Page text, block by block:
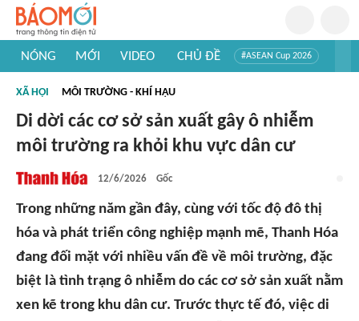
NÓNG MỚI VIDEO CHỦ ĐỀ #ASEAN Cup 2026
#Khám phá thế giới
XÃ HỘI MÔI TRƯỜNG - KHÍ HẬU
Di dời các cơ sở sản xuất gây ô nhiễm
môi trường ra khỏi khu vực dân cư
12/6/2026 Gốc
Trong những năm gần đây, cùng với tốc độ đô thị
hóa và phát triển công nghiệp mạnh mẽ, Thanh Hóa
đang đối mặt với nhiều vấn đề về môi trường, đặc
biệt là tình trạng ô nhiễm do các cơ sở sản xuất nằm
xen kẽ trong khu dân cư. Trước thực tế đó, việc di